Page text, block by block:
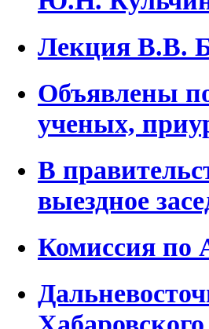
Лекция В.В.
Объявлены
ученых,
В
выездное
Комиссия по